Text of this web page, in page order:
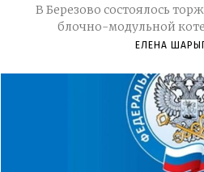
В Березово состоялось
блочно-модульной
ЕЛЕНА